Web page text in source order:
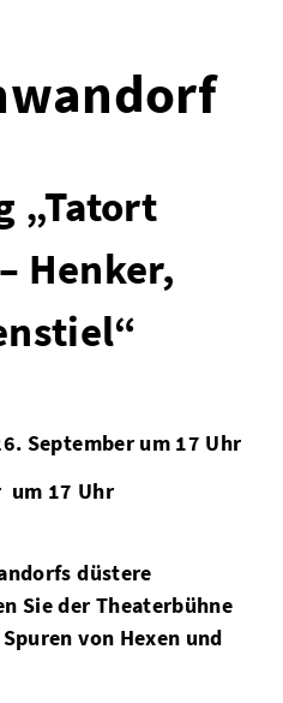
„Tatort
Henker,
September um 17 Uhr
um 17 Uhr
düstere
Sie der Theaterbühne
von Hexen und